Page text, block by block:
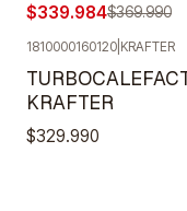
$339.984$369.990
Agotado
1810000160120 KRAFTER
KRAFTER
$329.990